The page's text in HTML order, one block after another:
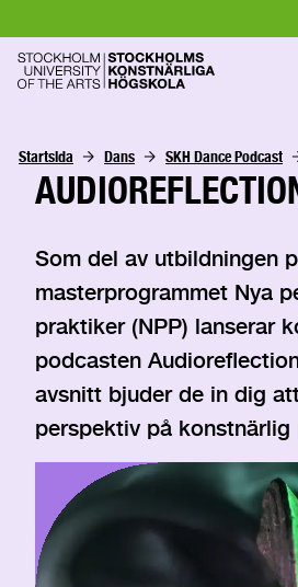
Startsida Dans SKH Dance Podcast
Som del av utbildningen
masterprogrammet Nya
praktiker (NPP) lanserar
podcasten
avsnitt bjuder de in dig
perspektiv på konstnärlig